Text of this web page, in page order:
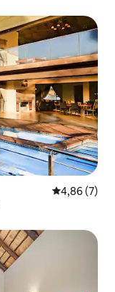
Gemiddelde
4,86 (7)